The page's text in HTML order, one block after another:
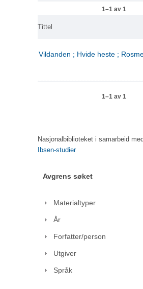
1–1 av 1
Tittel
Vildanden ; Hvide heste ;
1–1 av 1
Nasjonalbiblioteket i samarbeid med
Ibsen-studier
Avgrens søket
Materialtyper
År
Forfatter/person
Utgiver
Språk